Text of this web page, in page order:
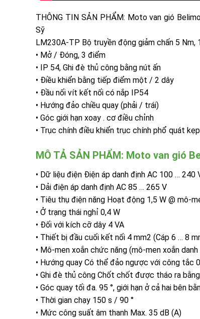
THÔNG TIN SẢN PHẨM: Moto van gió
Sỹ
LM230A-TP Bộ truyền động giảm chấn 5 Nm,
• Mở / Đóng, 3 điểm
• IP 54, Ghi đè thủ công bằng nút ấn
• Điều khiển bằng tiếp điểm một / 2 dây
• Đầu nối vít kết nối có nắp IP54
• Hướng đảo chiều quay (phải / trái)
• Góc giới hạn xoay . cơ điều chỉnh
• Trục chính điều khiển trục chính phổ quát kẹp
MÔ TẢ SẢN PHẨM: Moto van gió
• Dữ liệu điện Điện áp danh định AC 100 … 240
• Dải điện áp danh định AC 85 … 265 V
• Tiêu thụ điện năng Hoạt động 1,5 W @ mô-
• Ở trạng thái nghỉ 0,4 W
• Đối với kích cỡ dây 4 VA
• Thiết bị đầu cuối kết nối 4 mm2 (Cáp 6 … 8
• Mô-men xoắn chức năng (mô-men xoắn
• Hướng quay Có thể đảo ngược với công tắc
• Ghi đè thủ công Chốt chốt được tháo ra
• Góc quay tối đa. 95 °, giới hạn ở cả hai bên
• Thời gian chạy 150 s / 90 °
• Mức công suất âm thanh Max. 35 dB (A)